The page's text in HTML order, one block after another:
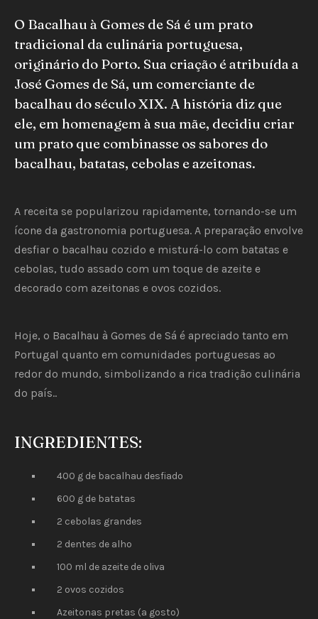
O Bacalhau à Gomes de Sá é um prato
tradicional da culinária portuguesa,
originário do Porto. Sua criação é atribuída a
José Gomes de Sá, um comerciante de
bacalhau do século XIX. A história diz que
ele, em homenagem à sua mãe, decidiu criar
um prato que combinasse os sabores do
bacalhau, batatas, cebolas e azeitonas.
A receita se popularizou rapidamente, tornando-se um
ícone da gastronomia portuguesa. A preparação envolve
desfiar o bacalhau cozido e misturá-lo com batatas e
cebolas, tudo assado com um toque de azeite e
decorado com azeitonas e ovos cozidos.
Hoje, o Bacalhau à Gomes de Sá é apreciado tanto em
Portugal quanto em comunidades portuguesas ao
redor do mundo, simbolizando a rica tradição culinária
do país..
INGREDIENTES:
400 g de bacalhau desfiado
600 g de batatas
2 cebolas grandes
2 dentes de alho
100 ml de azeite de oliva
2 ovos cozidos
Azeitonas pretas (a gosto)